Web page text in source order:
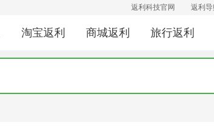
返利科技官网 返利
淘宝返利 商城返利 旅行返利